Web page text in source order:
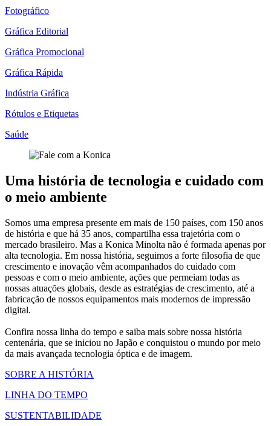
Fotográfico
Gráfica Editorial
Gráfica Promocional
Gráfica Rápida
Indústria Gráfica
Rótulos e Etiquetas
Saúde
Uma história de tecnologia e cuidado com
o meio ambiente
Somos uma empresa presente em mais de 150 países, com 150 anos
de história e que há 35 anos, compartilha essa trajetória com o
mercado brasileiro. Mas a Konica Minolta não é formada apenas por
alta tecnologia. Em nossa história, seguimos a forte filosofia de que
crescimento e inovação vêm acompanhados do cuidado com
pessoas e com o meio ambiente, ações que permeiam todas as
nossas atuações globais, desde as estratégias de crescimento, até a
fabricação de nossos equipamentos mais modernos de impressão
digital.
Confira nossa linha do tempo e saiba mais sobre nossa história
centenária, que se iniciou no Japão e conquistou o mundo por meio
da mais avançada tecnologia óptica e de imagem.
SOBRE A HISTÓRIA
LINHA DO TEMPO
SUSTENTABILIDADE